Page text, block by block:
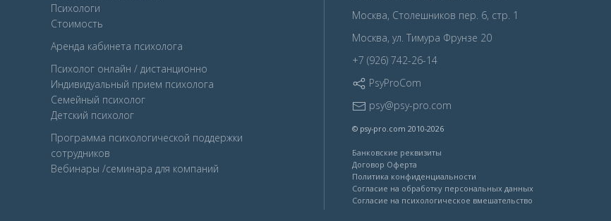
Психологи
Стоимость
Аренда кабинета психолога
Психолог онлайн / дистанционно
Индивидуальный прием психолога
Семейный психолог
Детcкий психолог
Программа психологической поддержки
сотрудников
Вебинары /семинара для компаний
Москва, Столешников пер. 6, стр. 1
Москва, ул. Тимура Фрунзе 20
+7 (926) 742-26-14
PsyProCom
psy@psy-pro.com
© psy-pro.com 2010-2026
Банковские реквизиты
Договор Оферта
Политика конфиденциальности
Согласие на обработку персональных данных
Согласие на психологическое вмешательство